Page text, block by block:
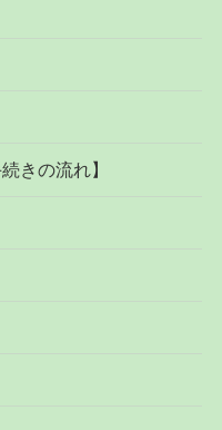
きの流れ】